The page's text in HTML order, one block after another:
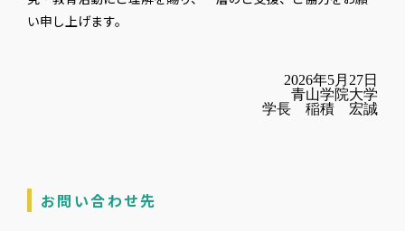
い申し上げます。
2026年5月27日
青山学院大学
学長 稲積 宏誠
お問い合わせ先